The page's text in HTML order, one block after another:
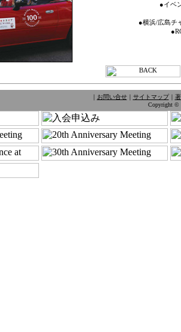
●イベ
●横浜/広島チ
｜ お問い合せ｜ サイトマップ｜
Copyright ©